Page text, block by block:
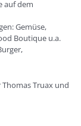
auf dem
Gemüse,
Boutique u.a.
Truax und